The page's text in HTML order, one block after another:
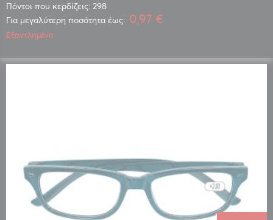
Πόντοι που κερδίζεις: 298
Για μεγαλύτερη ποσότητα έως: 0,97 €
Εξαντλημένο